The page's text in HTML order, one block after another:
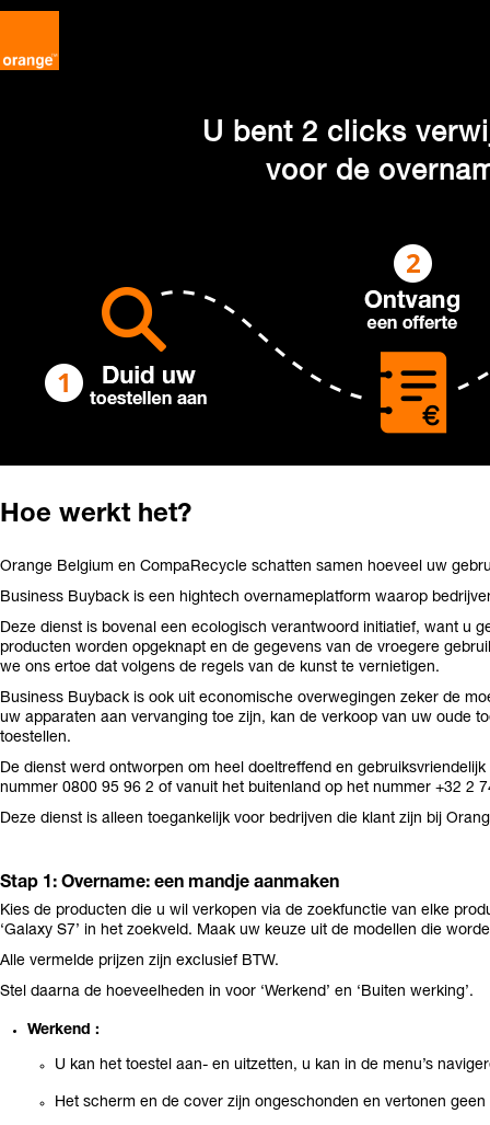
U bent 2 clicks
voor de
Hoe werkt het?
Orange Belgium en CompaRecycle schatten samen hoeveel uw
Business Buyback is een hightech overnameplatform waarop
Deze dienst is bovenal een ecologisch verantwoord initiatief, want u
producten worden opgeknapt en de gegevens van de vroegere
we ons ertoe dat volgens de regels van de kunst te vernietigen.
Business Buyback is ook uit economische overwegingen zeker de
uw apparaten aan vervanging toe zijn, kan de verkoop van uw oude
toestellen.
De dienst werd ontworpen om heel doeltreffend en
nummer 0800 95 96 2 of vanuit het buitenland op het nummer +32 2
Deze dienst is alleen toegankelijk voor bedrijven die klant zijn bij
Stap 1: Overname: een mandje aanmaken
Kies de producten die u wil verkopen via de zoekfunctie van elke
‘Galaxy S7’ in het zoekveld. Maak uw keuze uit de modellen die
Alle vermelde prijzen zijn exclusief BTW.
Stel daarna de hoeveelheden in voor ‘Werkend’ en ‘Buiten werking’.
Werkend :
U kan het toestel aan- en uitzetten, u kan in de menu’s
Het scherm en de cover zijn ongeschonden en vertonen